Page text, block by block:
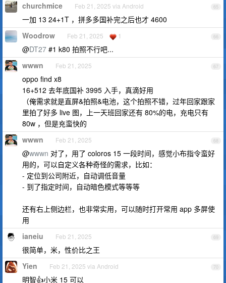
65
churchmice Feb 21, 2025 via Android
一加 13 24+1T ，拼多多国补完之后也才 4600
66
Woodrow Feb 21, 2025 1
@DT27 #1 k80 拍照不行吧...
67
wwwn Feb 21, 2025
oppo find x8
16+512 去年底国补 3995 入手，真滴好用
（俺需求就是直屏&拍照&电池，这个拍照不错，过年回家跟家
里拍了好多 live 图，上一天班回家还有 80%的电，充电只有
80w ，但是充蛮快的
68
wwwn Feb 21, 2025
@wwwn 对了，用了 coloros 15 一段时间，感觉小布指令蛮好
用的，可以自定义各种奇怪的需求，比如：
- 定位到公司附近，自动调低音量
- 到了指定时间，自动暗色模式等等等
还有右上侧边栏，也非常实用，可以随时打开常用 app 多屏使
用
69
ianeiu Feb 21, 2025
很简单，米，性价比之王
70
Yien Feb 21, 2025 via Android
明智👍小米 15 可以